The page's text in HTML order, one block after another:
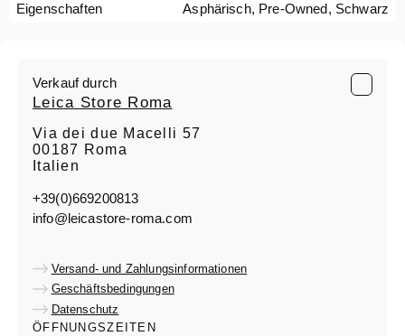
Eigenschaften
Asphärisch, Pre-Owned, Schwarz
Verkauf durch
Leica Store Roma
Via dei due Macelli 57
00187 Roma
Italien
+39(0)669200813
info@leicastore-roma.com
Versand- und Zahlungsinformationen
Geschäftsbedingungen
Datenschutz
ÖFFNUNGSZEITEN